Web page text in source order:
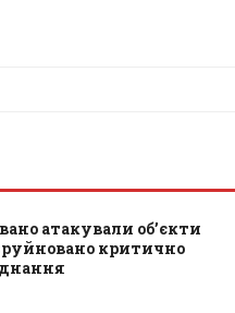
атакували обʼєкти
критично